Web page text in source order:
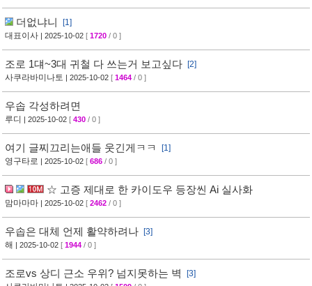
더없냐니
[1]
대표이사 | 2025-10-02 [ 1720 / 0 ]
조로 1댸~3대 귀철 다 쓰는거 보고싶다
[2]
사쿠라바미나토 | 2025-10-02 [ 1464 / 0 ]
우솝 각성하려면
루디 | 2025-10-02 [ 430 / 0 ]
여기 글찌끄리는애들 웃긴게ㅋㅋ
[1]
영구타로 | 2025-10-02 [ 686 / 0 ]
☆ 고증 제대로 한 카이도우 등장씬 Ai 실사화
맘마마마 | 2025-10-02 [ 2462 / 0 ]
우솝은 대체 언제 활약하려나
[3]
해 | 2025-10-02 [ 1944 / 0 ]
조로vs 상디 근소 우위? 넘지못하는 벽
[3]